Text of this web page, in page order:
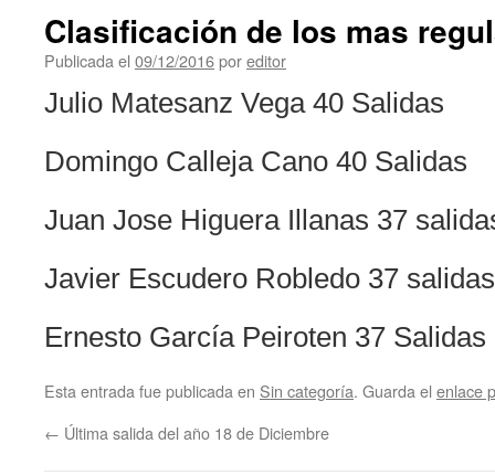
Clasificación de los mas
Publicada el 09/12/2016poreditor
Julio Matesanz Vega 40 Salidas
Domingo Calleja Cano 40 Salidas
Juan Jose Higuera Illanas 37
Javier Escudero Robledo 37 salidas
Ernesto García Peiroten 37 Salidas
Esta entrada fue publicada en Sin categoría. Guarda el enlace
← Última salida del año 18 de Diciembre